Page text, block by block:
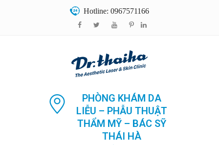
Hotline: 0967571166
PHÒNG KHÁM DA
LIỄU – PHẪU THUẬT
THẨM MỸ – BÁC SỸ
THÁI HÀ